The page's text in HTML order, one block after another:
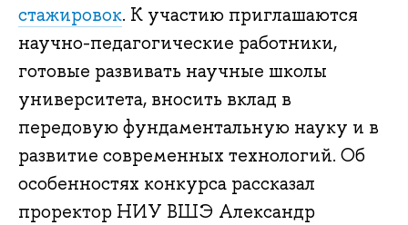
стажировок. К участию приглашаются
научно-педагогические работники,
готовые развивать научные школы
университета, вносить вклад в
передовую фундаментальную науку и в
развитие современных технологий. Об
особенностях конкурса рассказал
проректор НИУ ВШЭ Александр